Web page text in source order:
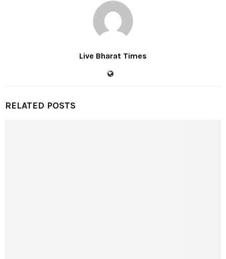
Live Bharat Times
RELATED POSTS